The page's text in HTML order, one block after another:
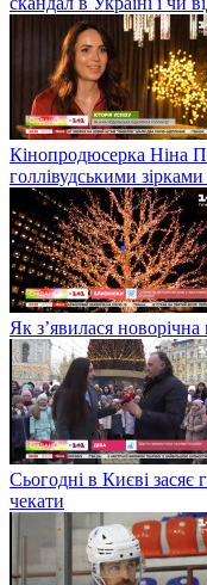
Кінопродюсерка Ніна
голлівудськими
Як з’явилася новорічна
Сьогодні в Києві засяє
чекати